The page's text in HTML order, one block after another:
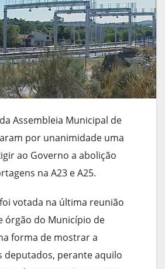
Assembleia Municipal de
por unanimidade uma
ao Governo a abolição
na A23 e A25.
votada na última reunião
órgão do Município de
forma de mostrar a
deputados, perante aquilo